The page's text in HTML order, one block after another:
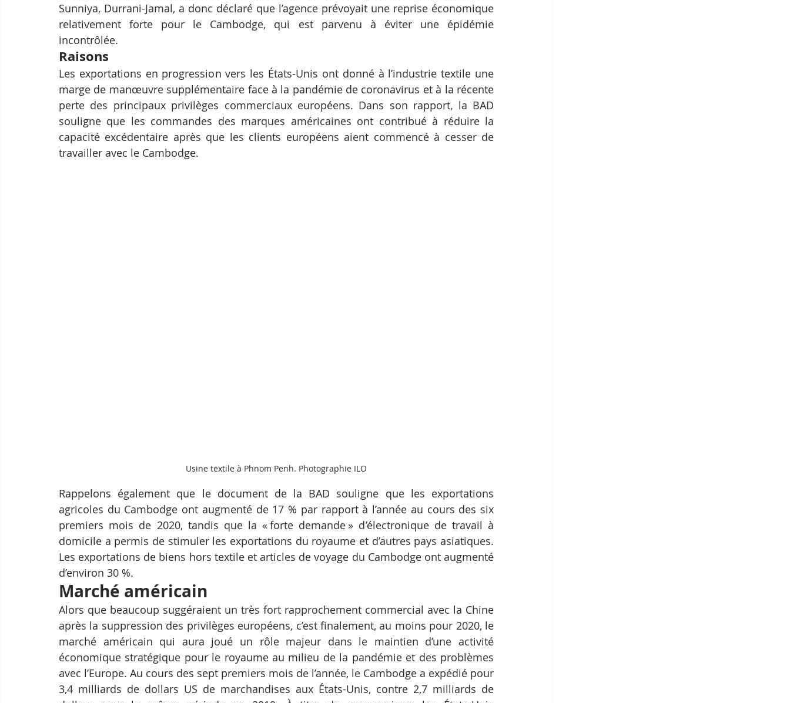
Sunniya, Durrani-Jamal, a donc déclaré que l’agence prévoyait une reprise économique
relativement forte pour le Cambodge, qui est parvenu à éviter une épidémie
incontrôlée.
Raisons
Les exportations en progression vers les États-Unis ont donné à l’industrie textile une
marge de manœuvre supplémentaire face à la pandémie de coronavirus et à la récente
perte des principaux privilèges commerciaux européens. Dans son rapport, la BAD
souligne que les commandes des marques américaines ont contribué à réduire la
capacité excédentaire après que les clients européens aient commencé à cesser de
travailler avec le Cambodge.
Usine textile à Phnom Penh. Photographie ILO
Rappelons également que le document de la BAD souligne que les exportations
agricoles du Cambodge ont augmenté de 17 % par rapport à l’année au cours des six
premiers mois de 2020, tandis que la « forte demande » d’électronique de travail à
domicile a permis de stimuler les exportations du royaume et d’autres pays asiatiques.
Les exportations de biens hors textile et articles de voyage du Cambodge ont augmenté
d’environ 30 %.
Marché américain
Alors que beaucoup suggéraient un très fort rapprochement commercial avec la Chine
après la suppression des privilèges européens, c’est finalement, au moins pour 2020, le
marché américain qui aura joué un rôle majeur dans le maintien d’une activité
économique stratégique pour le royaume au milieu de la pandémie et des problèmes
avec l’Europe. Au cours des sept premiers mois de l’année, le Cambodge a expédié pour
3,4 milliards de dollars US de marchandises aux États-Unis, contre 2,7 milliards de